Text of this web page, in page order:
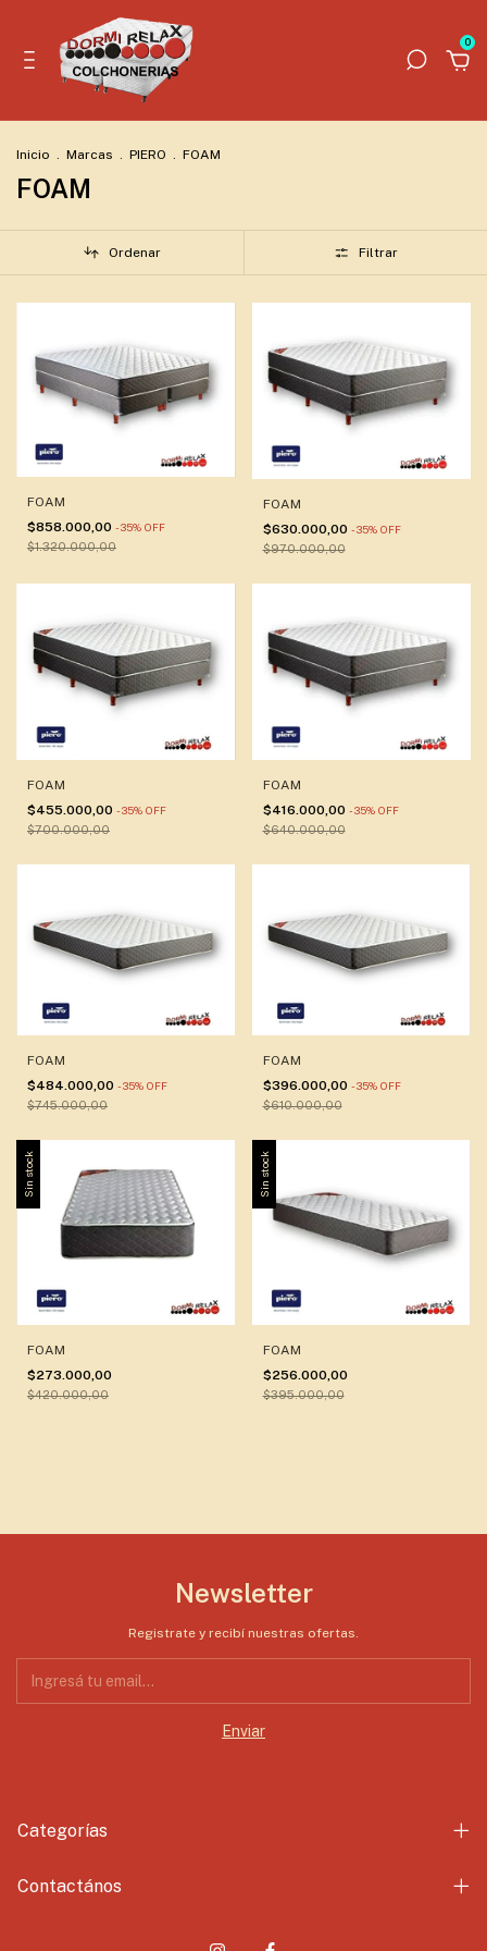
0
Inicio . Marcas . PIERO . FOAM
FOAM
Ordenar Filtrar
FOAM
$858.000,00 -35% OFF
$1.320.000,00
FOAM
$630.000,00 -35% OFF
$970.000,00
FOAM
$455.000,00 -35% OFF
$700.000,00
FOAM
$416.000,00 -35% OFF
$640.000,00
FOAM
$484.000,00 -35% OFF
$745.000,00
FOAM
$396.000,00 -35% OFF
$610.000,00
Sin stock
FOAM
$273.000,00
$420.000,00
Sin stock
FOAM
$256.000,00
$395.000,00
Newsletter
Registrate y recibí nuestras ofertas.
Categorías
Contactános